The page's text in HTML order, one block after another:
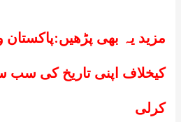
مزید یہ بھی پڑھیں:پاکستان
کیخلاف اپنی تاریخ کی سب
کرلی